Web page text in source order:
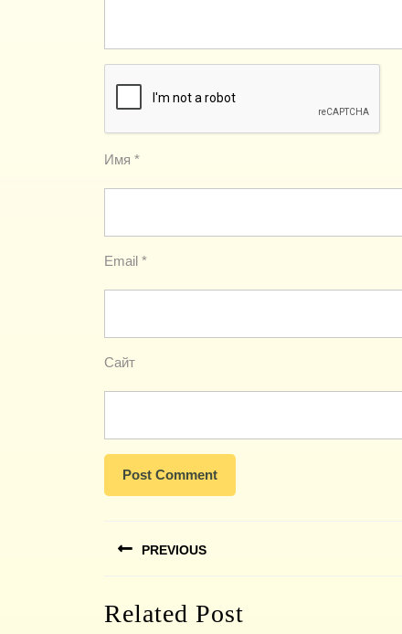
Имя *
Email *
Сайт
записям
PREVIOUS
post:
Related Post